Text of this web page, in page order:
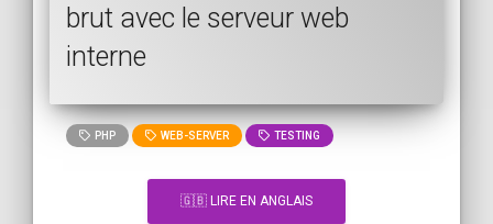
brut avec le serveur web
interne
PHP WEB-SERVER TESTING
🇬🇧 LIRE EN ANGLAIS